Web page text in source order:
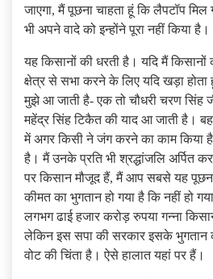
जाएगा, मैं पूछना चाहता हूं कि लैपटॉप मिल
भी अपने वादे को इन्होंने पूरा नहीं किया है।
यह किसानों की धरती है। यदि मैं
क्षेत्र से सभा करने के लिए यदि खड़ा होता
मुझे आ जाती है- एक तो चौधरी चरण सिंह
महेंद्र सिंह टिकैत की याद आ जाती है।
में अगर किसी ने जंग करने का काम किया है
है। मैं उनके प्रति भी श्रद्धांजलि अर्पित
पर किसान मौजूद हैं, मैं आप सबसे यह
कीमत का भुगतान हो गया है कि नहीं हो
लगभग ढाई हजार करोड़ रुपया गन्ना
लेकिन इस सपा की सरकार इसके भुगतान
वोट की चिंता है। ऐसे हालात यहां पर हैं।